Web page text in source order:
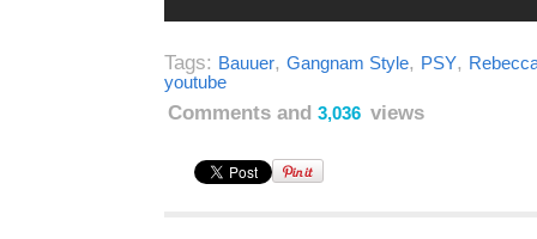
Tags: Bauuer, Gangnam Style, PSY,
youtube
Comments and 3,036 views